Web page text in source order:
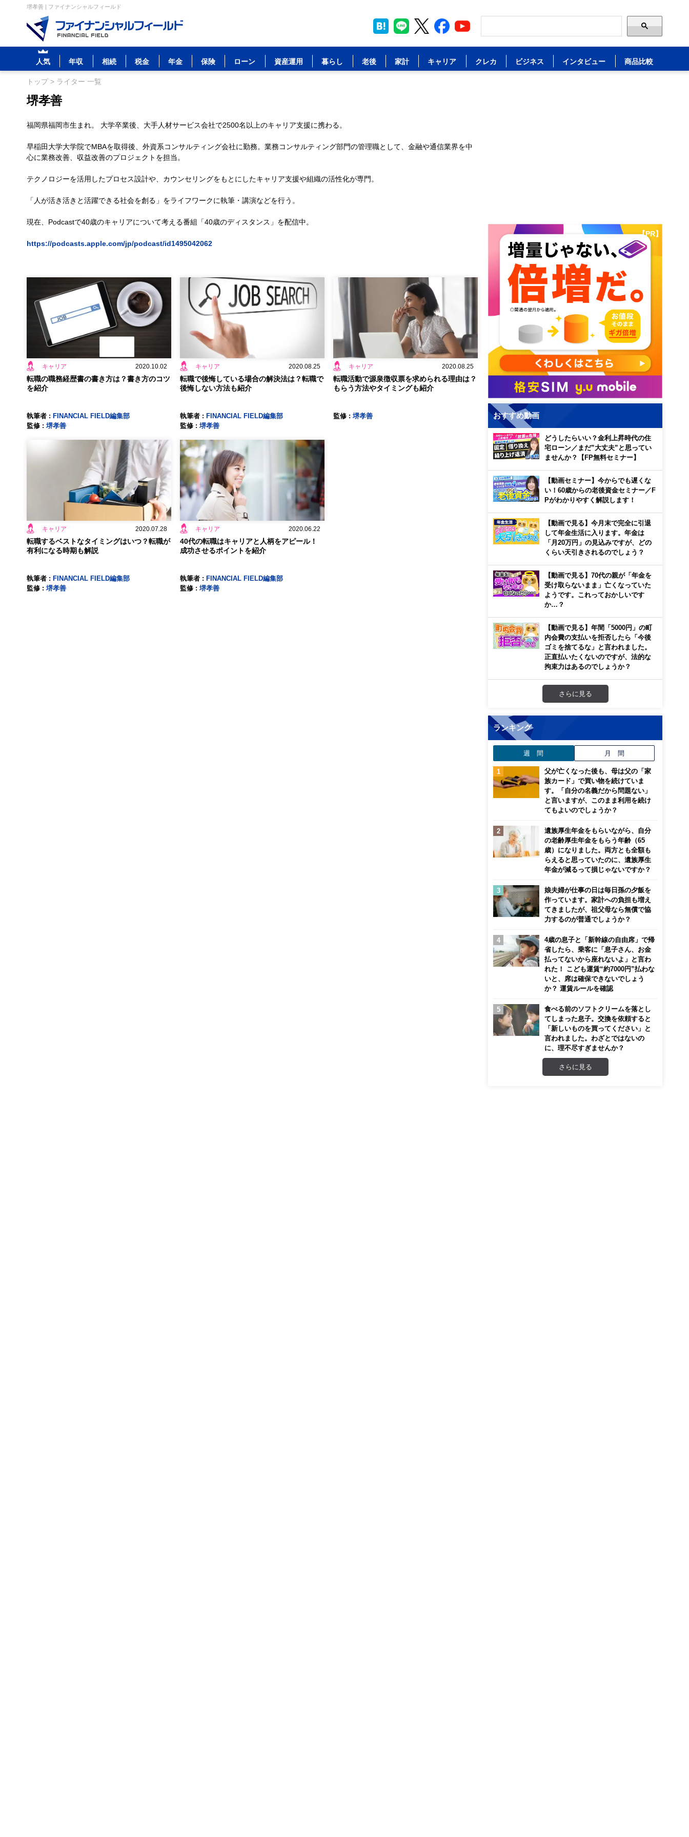
堺孝善 | ファイナンシャルフィールド
人気 年収 相続 税金 年金 保険 ローン 資産運用 暮らし 老後 家計 キャリア クレカ ビジネス インタビュー 商品比較
トップ> ライター 一覧
堺孝善
福岡県福岡市生まれ。 大学卒業後、大手人材サービス会社で2500名以上のキャリア支援に携わる。
早稲田大学大学院でMBAを取得後、外資系コンサルティング会社に勤務。業務コンサルティング部門の管理職として、金融や通信業界を中
心に業務改善、収益改善のプロジェクトを担当。
テクノロジーを活用したプロセス設計や、カウンセリングをもとにしたキャリア支援や組織の活性化が専門。
「人が活き活きと活躍できる社会を創る」をライフワークに執筆・講演などを行う。
現在、Podcastで40歳のキャリアについて考える番組「40歳のディスタンス」を配信中。
https://podcasts.apple.com/jp/podcast/id1495042062
キャリア 2020.10.02
転職の職務経歴書の書き方は？書き方のコツ
を紹介
執筆者 : FINANCIAL FIELD編集部
監修 : 堺孝善
キャリア 2020.08.25
転職で後悔している場合の解決法は？転職で
後悔しない方法も紹介
執筆者 : FINANCIAL FIELD編集部
監修 :堺孝善
キャリア 2020.08.25
転職活動で源泉徴収票を求められる理由は？
もらう方法やタイミングも紹介
監修 :堺孝善
キャリア 2020.07.28
転職するベストなタイミングはいつ？転職が
有利になる時期も解説
執筆者 : FINANCIAL FIELD編集部
監修 : 堺孝善
キャリア 2020.06.22
40代の転職はキャリアと人柄をアピール！
成功させるポイントを紹介
執筆者 : FINANCIAL FIELD編集部
監修 :堺孝善
【PR】
おすすめ動画
どうしたらいい？金利上昇時代の住
宅ローン／まだ”大丈夫”と思ってい
ませんか？【FP無料セミナー】
【動画セミナー】今からでも遅くな
い！60歳からの老後資金セミナー／F
Pがわかりやすく解説します！
【動画で見る】今月末で完全に引退
して年金生活に入ります。年金は
「月20万円」の見込みですが、どの
くらい天引きされるのでしょう？
【動画で見る】70代の親が「年金を
受け取らないまま」亡くなっていた
ようです。これっておかしいです
か…？
【動画で見る】年間「5000円」の町
内会費の支払いを拒否したら「今後
ゴミを捨てるな」と言われました。
正直払いたくないのですが、法的な
拘束力はあるのでしょうか？
さらに見る
ランキング
週 間 月 間
父が亡くなった後も、母は父の「家
族カード」で買い物を続けていま
す。「自分の名義だから問題ない」
と言いますが、このまま利用を続け
てもよいのでしょうか？
遺族厚生年金をもらいながら、自分
の老齢厚生年金をもらう年齢（65
歳）になりました。両方とも全額も
らえると思っていたのに、遺族厚生
年金が減るって損じゃないですか？
娘夫婦が仕事の日は毎日孫の夕飯を
作っています。家計への負担も増え
てきましたが、祖父母なら無償で協
力するのが普通でしょうか？
4歳の息子と「新幹線の自由席」で帰
省したら、乗客に「息子さん、お金
払ってないから座れないよ」と言わ
れた！ こども運賃“約7000円”払わな
いと、席は確保できないでしょう
か？ 運賃ルールを確認
食べる前のソフトクリームを落とし
てしまった息子。交換を依頼すると
「新しいものを買ってください」と
言われました。わざとではないの
に、理不尽すぎませんか？
さらに見る